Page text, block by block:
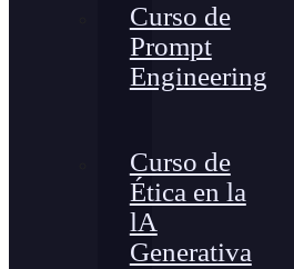
Curso de
Prompt
Engineering
Curso de
Ética en la
lA
Generativa